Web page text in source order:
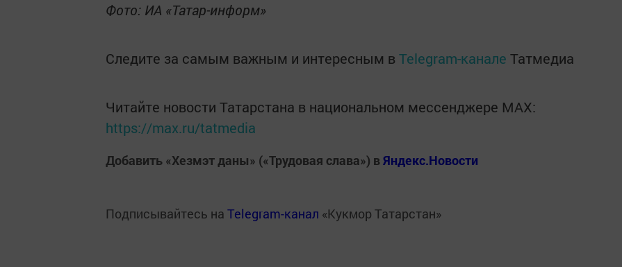
Фото: ИА «Татар-информ»
Следите за самым важным и интересным в Telegram-канале Татмедиа
Читайте новости Татарстана в национальном мессенджере MАХ:
https://max.ru/tatmedia
Добавить «Хезмэт даны» («Трудовая слава») вЯндекс.Новости
Подписывайтесь на Telegram-канал «Кукмор Татарстан»